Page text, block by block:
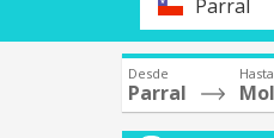
OrigenParral
Desde
Parral
Hasta